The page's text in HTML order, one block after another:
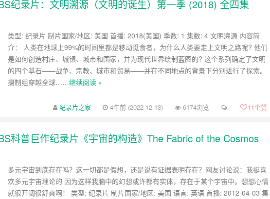
纪录片：文明溯源（文明的诞生）第一季 (2018) 全四集
类型: 纪录片 制片国家/地区: 美国 首播: 2018(美国) 季数: 1 集数: 4 文明溯源 内容简
介： 人类在地球上99%的时间里都是移动觅食者，为什么人类要走上文明之路呢? 他们
是如何创造村庄、城镇、城市和国家，并为现代世界绘制蓝图的? 这个系列确定了文明
的四个基石——战争、宗教、城市和贸易——并在不同地点的背景下分别进行了探索。
摄制组穿越全球……继续阅读 »
纪录片之家 4年前 (2022-12-13) 6174浏览 11个赞
科普巨作纪录片《宇宙的构造》The Fabric of the Cosmos
多元宇宙到底存在吗？这一切都是假想，还是说有证据表明存在？网友讨论说：我挺喜
欢多元宇宙理论的 因为这样我脑中的幻想或许都有实体，存在于某个宇宙中。想想心情
就很开阔很舒爽啊！ 类型: 纪录片 制片国家/地区: 美国 语言: 英语 首播: 2012-04-03 集